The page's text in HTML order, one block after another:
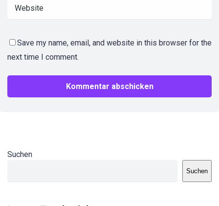
Save my name, email, and website in this browser for the
next time I comment.
Suchen
Suchen